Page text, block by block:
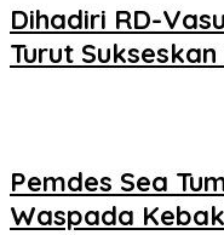
Dihadiri RD-
Turut Sukseskan
Pemdes Sea
Waspada